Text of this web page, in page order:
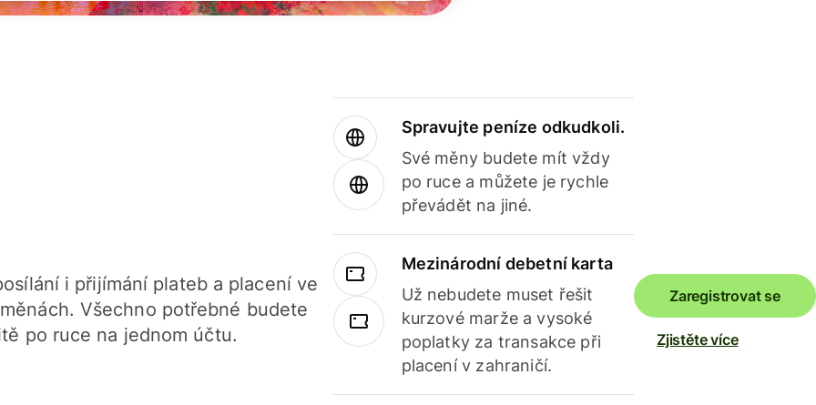
i přijímání plateb a placení ve
Všechno potřebné budete
po ruce na jednom účtu.
Spravujte peníze odkudkoli.
Své měny budete mít vždy
po ruce a můžete je rychle
převádět na jiné.
Mezinárodní debetní karta
Už nebudete muset řešit
kurzové marže a vysoké
poplatky za transakce při
placení v zahraničí.
Zaregistrovat se
Zjistěte více